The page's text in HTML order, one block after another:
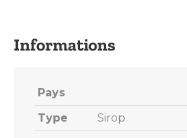
Pays
Type
Sirop